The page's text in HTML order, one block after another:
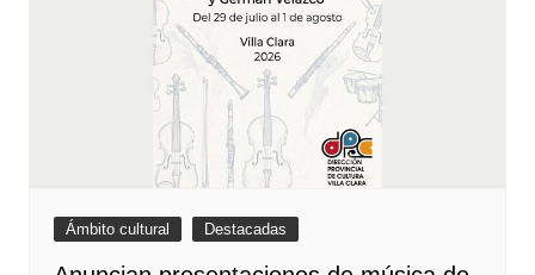
Ámbito cultural Destacadas